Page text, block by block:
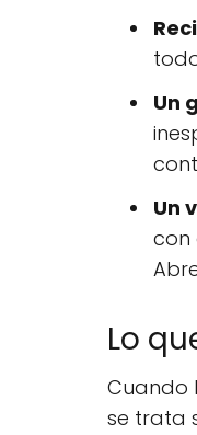
Un
Un
con
Lo
Cuando
se trata